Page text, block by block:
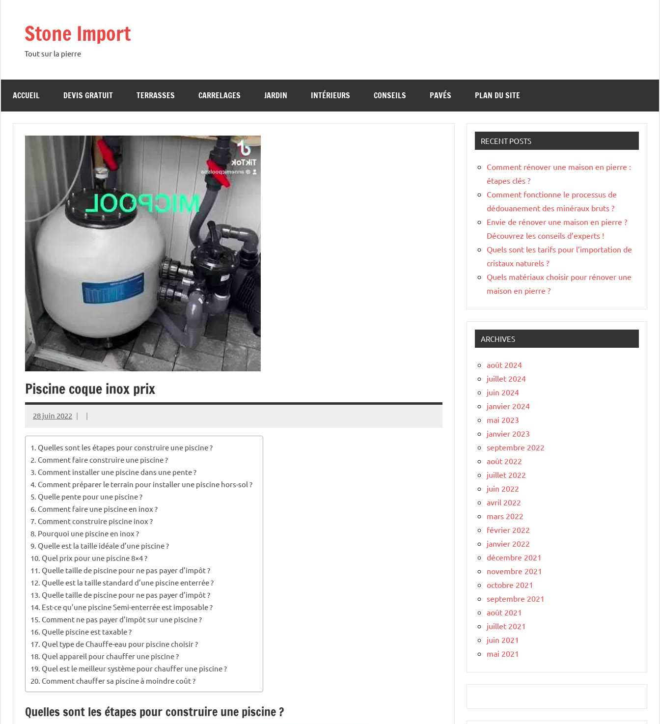
contenuStone Import
Tout sur la pierre
ACCUEIL DEVIS GRATUIT TERRASSES CARRELAGES JARDIN INTÉRIEURS CONSEILS PAVÉS PLAN DU SITE
Piscine coque inox prix
28 juin 2022
Quelles sont les étapes pour construire une piscine ?
Comment faire construire une piscine ?
Comment installer une piscine dans une pente ?
Comment préparer le terrain pour installer une piscine hors-sol ?
Quelle pente pour une piscine ?
Comment faire une piscine en inox ?
Comment construire piscine inox ?
Pourquoi une piscine en inox ?
Quelle est la taille idéale d’une piscine ?
Quel prix pour une piscine 8×4 ?
Quelle taille de piscine pour ne pas payer d’impôt ?
Quelle est la taille standard d’une piscine enterrée ?
Quelle taille de piscine pour ne pas payer d’impôt ?
Est-ce qu’une piscine Semi-enterrée est imposable ?
Comment ne pas payer d’impôt sur une piscine ?
Quelle piscine est taxable ?
Quel type de Chauffe-eau pour piscine choisir ?
Quel appareil pour chauffer une piscine ?
Quel est le meilleur système pour chauffer une piscine ?
Comment chauffer sa piscine à moindre coût ?
Quelles sont les étapes pour construire une piscine ?
RECENT POSTS
Comment rénover une maison en pierre :
étapes clés ?
Comment fonctionne le processus de
dédouanement des minéraux bruts ?
Envie de rénover une maison en pierre ?
Découvrez les conseils d’experts !
Quels sont les tarifs pour l’importation de
cristaux naturels ?
Quels matériaux choisir pour rénover une
maison en pierre ?
ARCHIVES
août 2024
juillet 2024
juin 2024
janvier 2024
mai 2023
janvier 2023
septembre 2022
août 2022
juillet 2022
juin 2022
avril 2022
mars 2022
février 2022
janvier 2022
décembre 2021
novembre 2021
octobre 2021
septembre 2021
août 2021
juillet 2021
juin 2021
mai 2021